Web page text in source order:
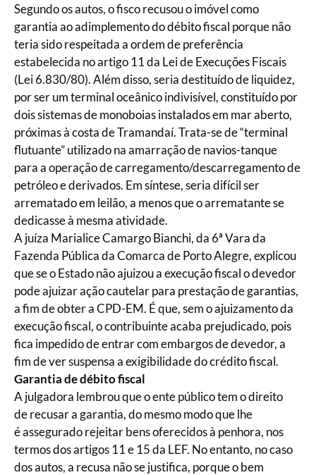
Segundo os autos, o fisco recusou o imóvel como
garantia ao adimplemento do débito fiscal porque não
teria sido respeitada a ordem de preferência
estabelecida no artigo 11 da Lei de Execuções Fiscais
(Lei 6.830/80). Além disso, seria destituído de liquidez,
por ser um terminal oceânico indivisível, constituído por
dois sistemas de monoboias instalados em mar aberto,
próximas à costa de Tramandaí. Trata-se de “terminal
flutuante” utilizado na amarração de navios-tanque
para a operação de carregamento/descarregamento de
petróleo e derivados. Em síntese, seria difícil ser
arrematado em leilão, a menos que o arrematante se
dedicasse à mesma atividade.
A juíza Marialice Camargo Bianchi, da 6ª Vara da
Fazenda Pública da Comarca de Porto Alegre, explicou
que se o Estado não ajuizou a execução fiscal o devedor
pode ajuizar ação cautelar para prestação de garantias,
a fim de obter a CPD-EM. É que, sem o ajuizamento da
execução fiscal, o contribuinte acaba prejudicado, pois
fica impedido de entrar com embargos de devedor, a
fim de ver suspensa a exigibilidade do crédito fiscal.
Garantia de débito fiscal
A julgadora lembrou que o ente público tem o direito
de recusar a garantia, do mesmo modo que lhe
é assegurado rejeitar bens oferecidos à penhora, nos
termos dos artigos 11 e 15 da LEF. No entanto, no caso
dos autos, a recusa não se justifica, porque o bem